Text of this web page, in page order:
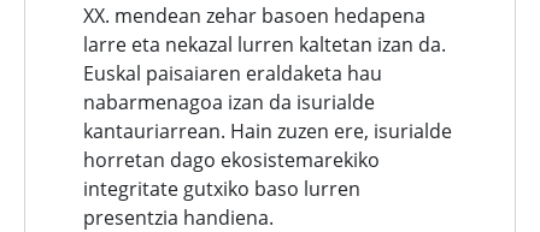
XX. mendean zehar basoen hedapena
larre eta nekazal lurren kaltetan izan da.
Euskal paisaiaren eraldaketa hau
nabarmenagoa izan da isurialde
kantauriarrean. Hain zuzen ere, isurialde
horretan dago ekosistemarekiko
integritate gutxiko baso lurren
presentzia handiena.